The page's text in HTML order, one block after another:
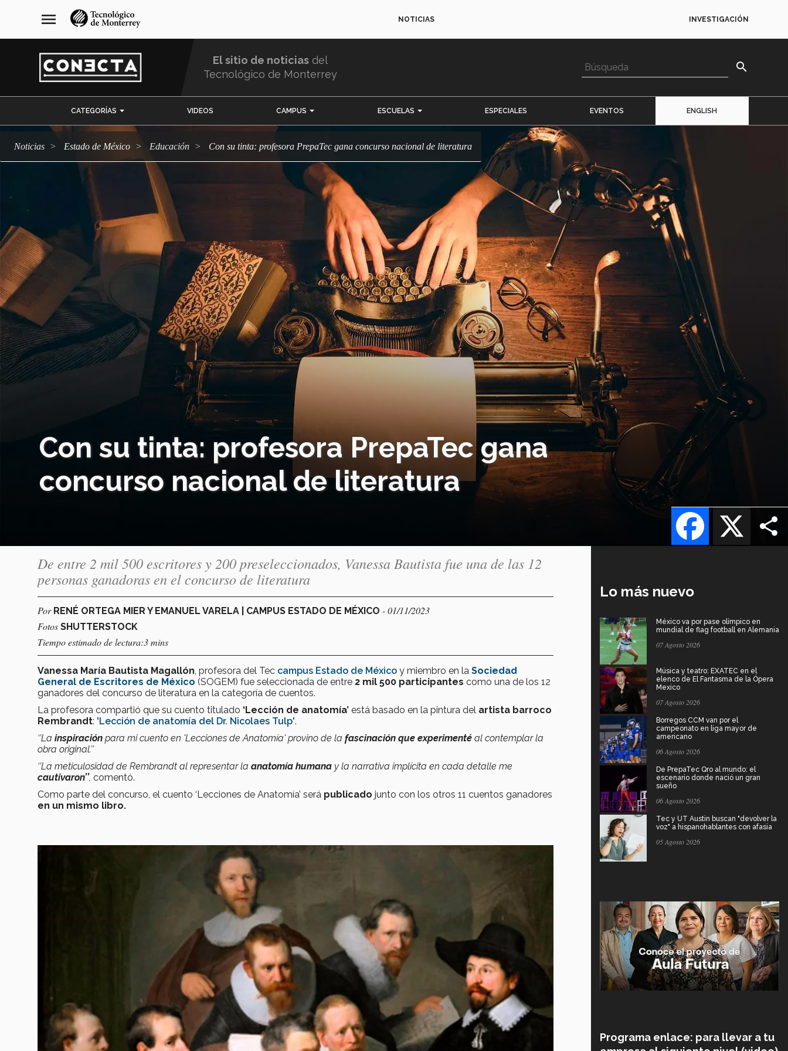
navegación
principal
menu NOTICIAS INVESTIGACIÓN
El sitio de noticias del
Tecnológico de Monterrey
search
CATEGORÍAS VIDEOS CAMPUS ESCUELAS ESPECIALES EVENTOS ENGLISH
Noticias Estado de México Educación Con su tinta: profesora PrepaTec gana concurso nacional de literatura
Con su tinta: profesora PrepaTec gana
concurso nacional de literatura
X
Facebook
De entre 2 mil 500 escritores y 200 preseleccionados, Vanessa Bautista fue una de las 12
personas ganadoras en el concurso de literatura
Por RENÉ ORTEGA MIER Y EMANUEL VARELA | CAMPUS ESTADO DE MÉXICO - 01/11/2023
Fotos SHUTTERSTOCK
Tiempo estimado de lectura:3 mins
Vanessa María Bautista Magallón , profesora del Tec campus Estado de México y miembro en la Sociedad
General de Escritores de México (SOGEM) fue seleccionada de entre 2 mil 500 participantes como una de los 12
ganadores del concurso de literatura en la categoría de cuentos.
La profesora compartió que su cuento titulado ‘Lección de anatomía’ está basado en la pintura del artista barroco
Rembrandt: 'Lección de anatomía del Dr. Nicolaes Tulp'.
‘’La inspiración para mi cuento en 'Lecciones de Anatomía' provino de la fascinación que experimenté al contemplar la
obra original.’’
‘’La meticulosidad de Rembrandt al representar la anatomía humana y la narrativa implícita en cada detalle me
cautivaron’’, comentó.
Como parte del concurso, el cuento ‘Lecciones de Anatomía’ será publicado junto con los otros 11 cuentos ganadores
en un mismo libro.
Lo más nuevo
México va por pase olímpico en
mundial de flag football en Alemania
07 Agosto 2026
Música y teatro: EXATEC en el
elenco de El Fantasma de la Ópera
Mexico
07 Agosto 2026
Borregos CCM van por el
campeonato en liga mayor de
americano
06 Agosto 2026
De PrepaTec Qro al mundo: el
escenario donde nació un gran
sueño
06 Agosto 2026
Tec y UT Austin buscan "devolver la
voz" a hispanohablantes con afasia
05 Agosto 2026
Programa enlace: para llevar a tu